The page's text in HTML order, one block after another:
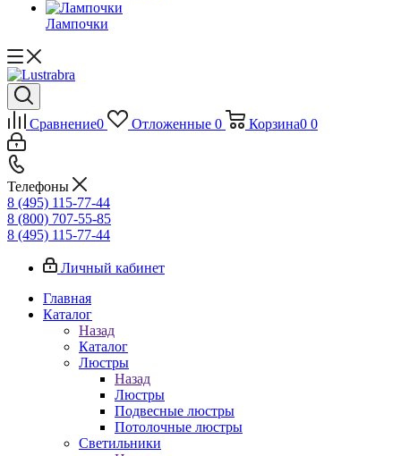
Лампочки
Сравнение0 Отложенные 0 Корзина0 0
Телефоны
8 (495) 115-77-44
8 (800) 707-55-85
8 (495) 115-77-44
Личный кабинет
Главная
Каталог
Назад
Каталог
Люстры
Назад
Люстры
Подвесные люстры
Потолочные люстры
Светильники